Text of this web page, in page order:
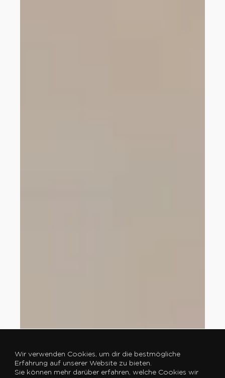
Wir verwenden Cookies, um dir die bestmögliche
Erfahrung auf unserer Website zu bieten.
Sie können mehr darüber erfahren, welche Cookies wir